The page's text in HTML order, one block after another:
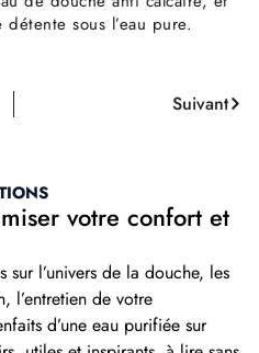
sous l’eau pure.
Suivant
votre confort et
sur l’univers de la douche, les
l’entretien de votre
d’une eau purifiée sur